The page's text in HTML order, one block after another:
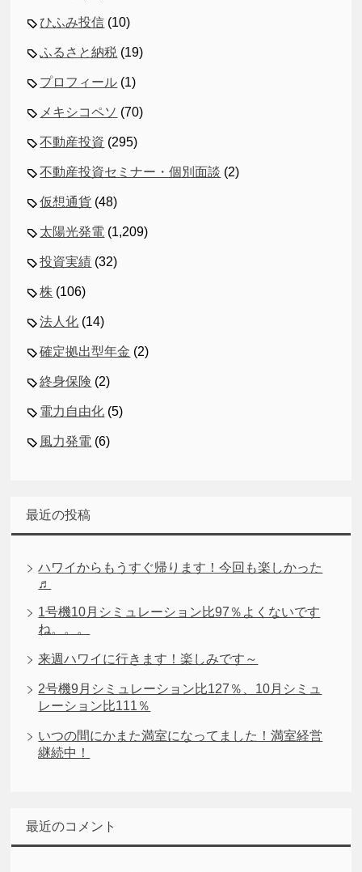
ひふみ投信 (10)
ふるさと納税 (19)
プロフィール (1)
メキシコペソ (70)
不動産投資 (295)
不動産投資セミナー・個別面談 (2)
仮想通貨 (48)
太陽光発電 (1,209)
投資実績 (32)
株 (106)
法人化 (14)
確定拠出型年金 (2)
終身保険 (2)
電力自由化 (5)
風力発電 (6)
最近の投稿
ハワイからもうすぐ帰ります！今回も楽しかった
♬
1号機10月シミュレーション比97％よくないです
ね。。。
来週ハワイに行きます！楽しみです～
2号機9月シミュレーション比127％、10月シミュ
レーション比111％
いつの間にかまた満室になってました！満室経営
継続中！
最近のコメント